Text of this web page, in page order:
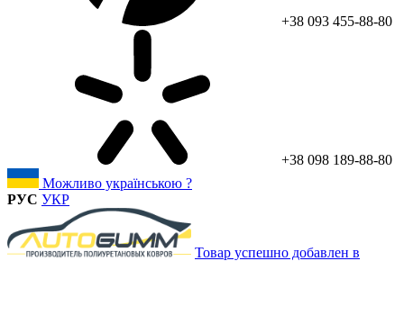
+38 093 455-88-80
+38 098 189-88-80
Можливо українською ?
РУС УКР
Товар успешно добавлен в